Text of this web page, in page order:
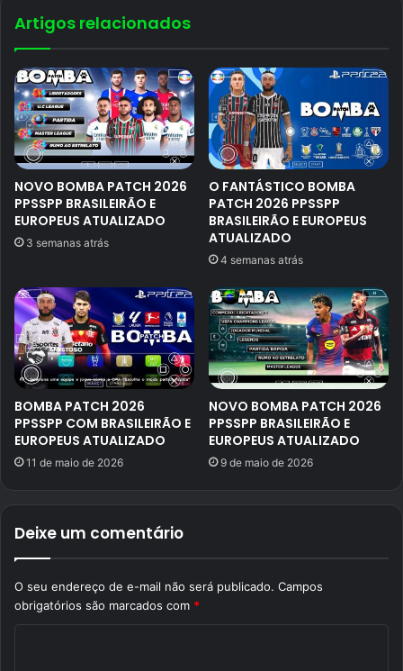
Artigos relacionados
NOVO BOMBA PATCH 2026
PPSSPP BRASILEIRÃO E
EUROPEUS ATUALIZADO
3 semanas atrás
O FANTÁSTICO BOMBA
PATCH 2026 PPSSPP
BRASILEIRÃO E EUROPEUS
ATUALIZADO
4 semanas atrás
BOMBA PATCH 2026
PPSSPP COM BRASILEIRÃO E
EUROPEUS ATUALIZADO
11 de maio de 2026
NOVO BOMBA PATCH 2026
PPSSPP BRASILEIRÃO E
EUROPEUS ATUALIZADO
9 de maio de 2026
Deixe um comentário
O seu endereço de e-mail não será publicado. Campos
obrigatórios são marcados com *